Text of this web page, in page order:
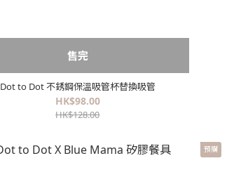
售完
Dot to Dot 不銹鋼保溫吸管杯替換吸管
HK$98.00
HK$128.00
預購